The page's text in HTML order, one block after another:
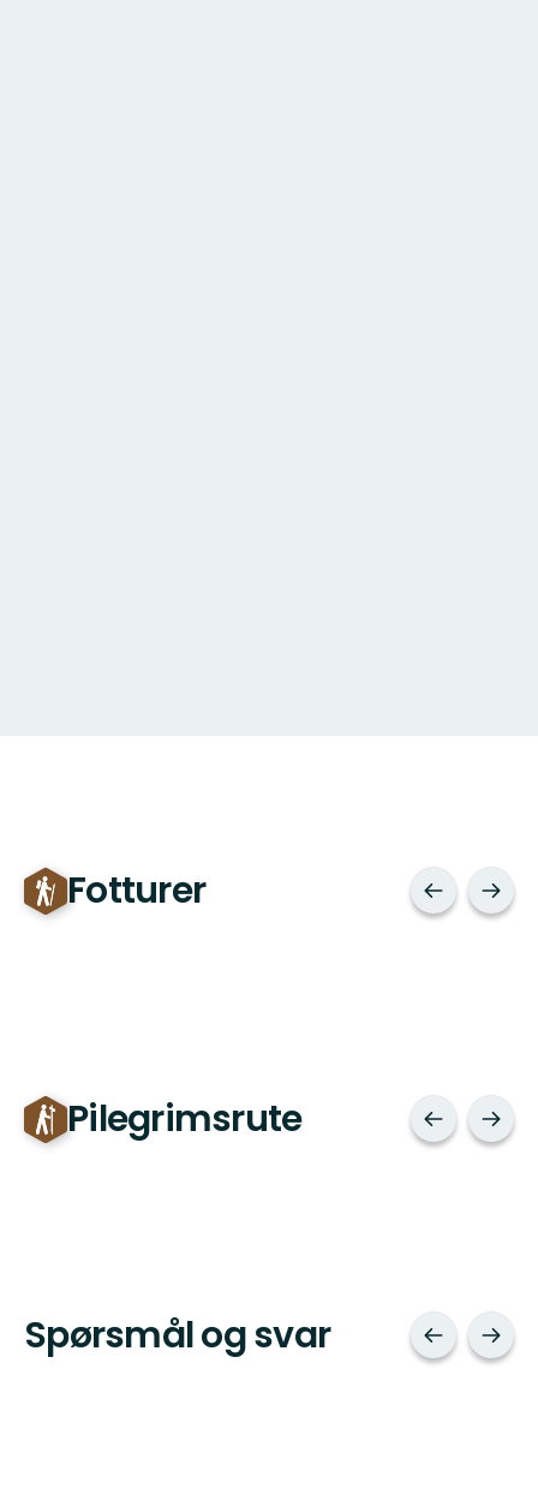
Fotturer
Pilegrimsrute
Spørsmål og svar